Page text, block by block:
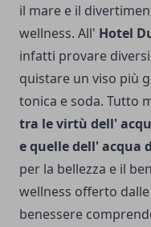
il mare e il
wellness. All' Hotel
infatti provare diversi
quistare un viso più
tonica e so­da. Tutto
tra le vir­tù dell'
e quelle dell' acqua
per la bellezza e il
wellness offerto dalle
benessere